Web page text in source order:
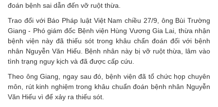
đoán bệnh sai dẫn đến vỡ ruột thừa.
Trao đổi với Báo Pháp luật Việt Nam chiều 27/9, ông Bùi Trường
Giang - Phó giám đốc Bệnh viện Hùng Vương Gia Lai, thừa nhận
bệnh viện này đã thiếu sót trong khâu chẩn đoán đối với bệnh
nhân Nguyễn Văn Hiếu. Bệnh nhân này bị vỡ ruột thừa, lâm vào
tình trạng nguy kịch và đã được cấp cứu.
Theo ông Giang, ngay sau đó, bệnh viện đã tổ chức họp chuyên
môn, rút kinh nghiệm trong khâu chuẩn đoán bệnh nhân Nguyễn
Văn Hiếu vì để xảy ra thiếu sót.